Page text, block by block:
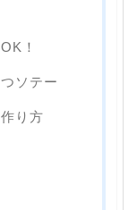
！
ソテー
り方